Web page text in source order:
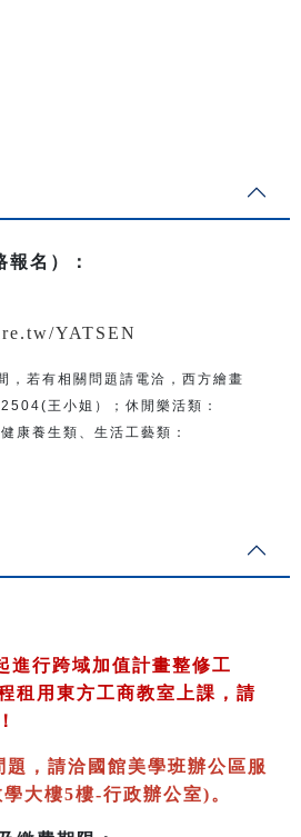
名） ：
YATSEN
若有相關問題 請電洽 ， 西方繪畫
王小姐） ； 休閒樂活類：
健康養生類、生活工藝類：
進行跨域加值計畫整修工
租用東方工商教室
上課，請
，請洽國館美學班辦公區服
大樓5樓-行政辦公室)。